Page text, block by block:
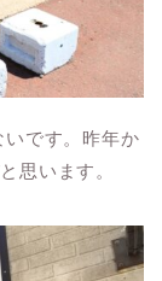
です。昨年か
思います。